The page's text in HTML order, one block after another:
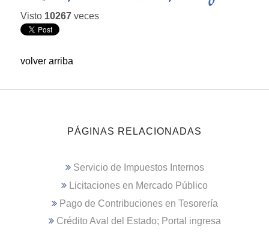
Visto 10267 veces
volver arriba
PÁGINAS RELACIONADAS
Servicio de Impuestos Internos
Licitaciones en Mercado Público
Pago de Contribuciones en Tesorería
Crédito Aval del Estado; Portal ingresa